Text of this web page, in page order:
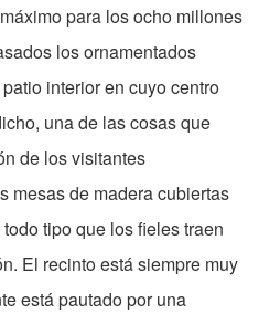
para los ocho millones
los ornamentados
interior en cuyo centro
una de las cosas que
de los visitantes
mesas de madera cubiertas
tipo que los fieles traen
El recinto está siempre muy
está pautado por una